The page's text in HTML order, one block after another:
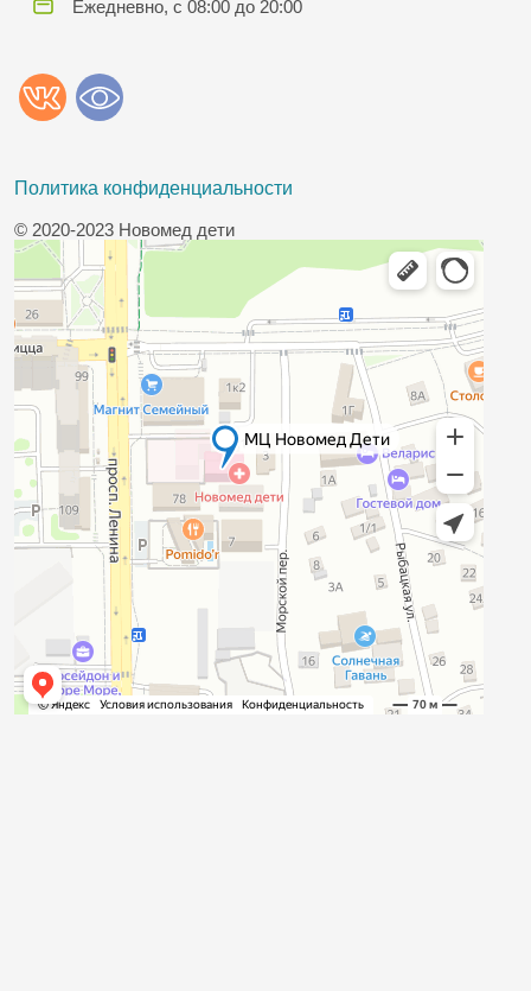
Ежедневно, с 08:00 до 20:00
Политика конфиденциальности
© 2020-2023 Новомед дети